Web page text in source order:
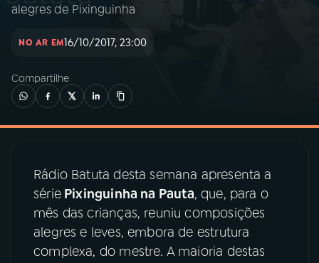
Início
02A RÁDIO
04PROGRAMAS
05PODCASTS
alegres de Pixinguinha
NO AR EM16/10/2017, 23:00
Compartilhe
Rádio Batuta desta semana apresenta a
sériePixinguinha na Pauta, que, para o
mês das crianças, reuniu composições
alegres e leves, embora de estrutura
complexa, do mestre. A maioria destas